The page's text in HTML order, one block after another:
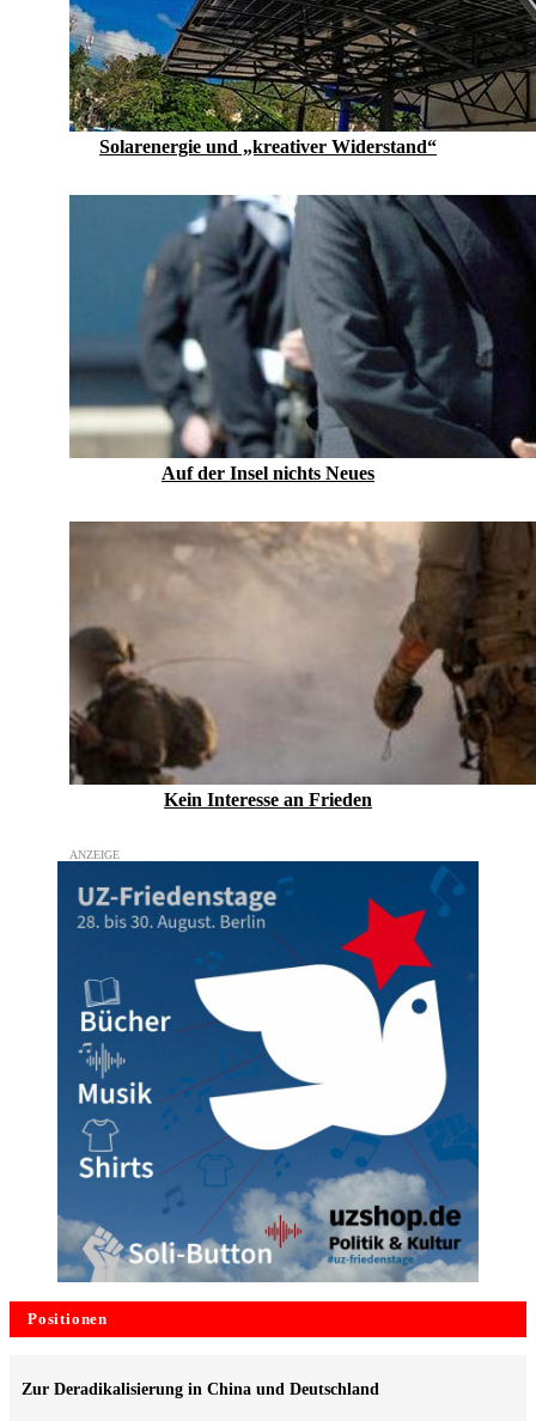
Solarenergie und „kreativer Widerstand“
Auf der Insel nichts Neues
Kein Inte­resse an Frieden
Positionen
Zur Deradikalisierung in China und Deutschland